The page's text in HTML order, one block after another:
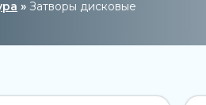
» Затворы дисковые